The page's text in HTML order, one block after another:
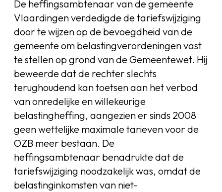
De heffingsambtenaar van de gemeente
Vlaardingen verdedigde de tariefswijziging
door te wijzen op de bevoegdheid van de
gemeente om belastingverordeningen vast
te stellen op grond van de Gemeentewet. Hij
beweerde dat de rechter slechts
terughoudend kan toetsen aan het verbod
van onredelijke en willekeurige
belastingheffing, aangezien er sinds 2008
geen wettelijke maximale tarieven voor de
OZB meer bestaan. De
heffingsambtenaar benadrukte dat de
tariefswijziging noodzakelijk was, omdat de
belastinginkomsten van niet-